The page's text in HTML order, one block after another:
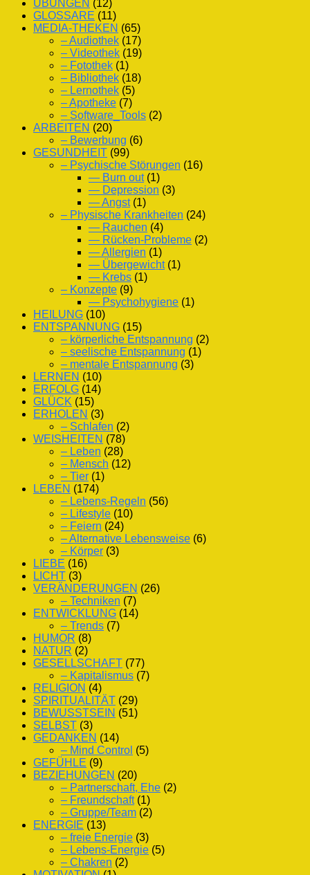
ÜBUNGEN (12)
GLOSSARE (11)
MEDIA-THEKEN (65)
– Audiothek (17)
– Videothek (19)
– Fotothek (1)
– Bibliothek (18)
– Lernothek (5)
– Apotheke (7)
– Software_Tools (2)
ARBEITEN (20)
– Bewerbung (6)
GESUNDHEIT (99)
– Psychische Störungen (16)
— Burn out(1)
— Depression (3)
— Angst(1)
– Physische Krankheiten (24)
— Rauchen (4)
— Rücken-Probleme (2)
— Allergien (1)
— Übergewicht(1)
— Krebs (1)
– Konzepte (9)
— Psychohygiene (1)
HEILUNG (10)
ENTSPANNUNG (15)
– körperliche Entspannung (2)
– seelische Entspannung (1)
– mentale Entspannung (3)
LERNEN (10)
ERFOLG (14)
GLÜCK (15)
ERHOLEN (3)
– Schlafen (2)
WEISHEITEN (78)
– Leben (28)
– Mensch (12)
– Tier (1)
LEBEN (174)
– Lebens-Regeln (56)
– Lifestyle (10)
– Feiern (24)
– Alternative Lebensweise (6)
– Körper (3)
LIEBE (16)
LICHT (3)
VERÄNDERUNGEN (26)
– Techniken (7)
ENTWICKLUNG (14)
– Trends (7)
HUMOR (8)
NATUR (2)
GESELLSCHAFT (77)
– Kapitalismus (7)
RELIGION (4)
SPIRITUALITÄT (29)
BEWUSSTSEIN (51)
SELBST (3)
GEDANKEN (14)
– Mind Control (5)
GEFÜHLE (9)
BEZIEHUNGEN (20)
– Partnerschaft, Ehe (2)
– Freundschaft(1)
– Gruppe/Team (2)
ENERGIE (13)
– freie Energie (3)
– Lebens-Energie (5)
– Chakren (2)